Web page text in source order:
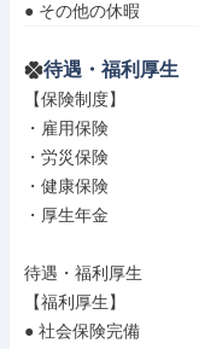
● その他の休暇
待遇・福利厚生
【保険制度】
・雇用保険
・労災保険
・健康保険
・厚生年金
待遇・福利厚生
【福利厚生】
● 社会保険完備